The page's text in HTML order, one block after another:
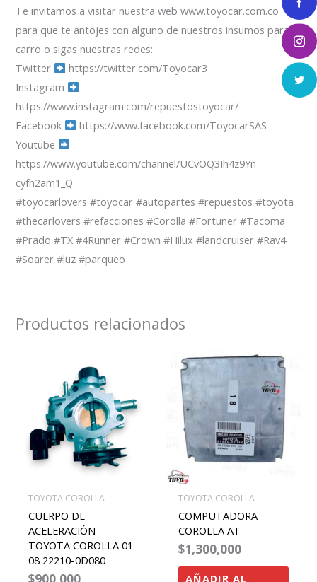
Te invitamos a visitar nuestra web www.toyocar.com.co
para que te antojes con alguno de nuestros insumos para el
carro o sigas nuestras redes:
Twitter
https://twitter.com/Toyocar3
Instagram
https://www.instagram.com/repuestostoyocar/
Facebook
https://www.facebook.com/ToyocarSAS
Youtube
https://www.youtube.com/channel/UCvOQ3Ih4z9Yn-
cyfh2am1_Q
#toyocarlovers #toyocar #autopartes #repuestos #toyota
#thecarlovers #refacciones #Corolla #Fortuner #Tacoma
#Prado #TX #4Runner #Crown #Hilux #landcruiser #Rav4
#Soarer #luz #parqueo
Productos relacionados
TOYOTA COROLLA
CUERPO DE
ACELERACIÓN
TOYOTA COROLLA 01-
08 22210-0D080
TOYOTA COROLLA
COMPUTADORA
COROLLA AT
$1,300,000
AÑADIR AL